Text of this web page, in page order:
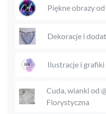
Piękne obrazy
Dekoracje i
Ilustracje i
Cuda, wianki od
Florystyczna